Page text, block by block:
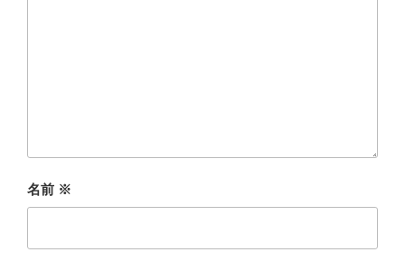
名前 ※